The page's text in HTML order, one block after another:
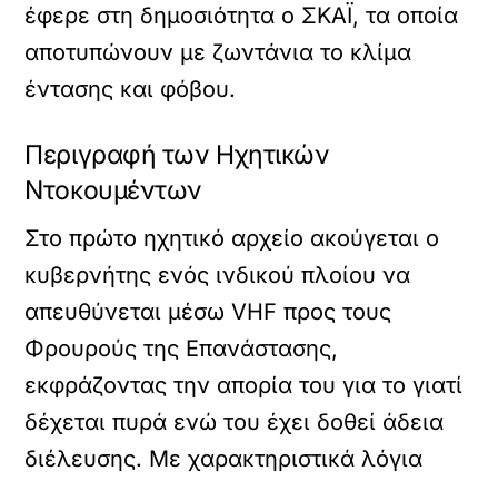
έφερε στη δημοσιότητα ο ΣΚΑΪ, τα οποία
αποτυπώνουν με ζωντάνια το κλίμα
έντασης και φόβου.
Περιγραφή των Ηχητικών
Ντοκουμέντων
Στο πρώτο ηχητικό αρχείο ακούγεται ο
κυβερνήτης ενός ινδικού πλοίου να
απευθύνεται μέσω VHF προς τους
Φρουρούς της Επανάστασης,
εκφράζοντας την απορία του για το γιατί
δέχεται πυρά ενώ του έχει δοθεί άδεια
διέλευσης. Με χαρακτηριστικά λόγια